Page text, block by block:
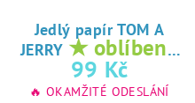
Jedlý papír TOM A
JERRY ★ oblíbený
tisk na jedlý
papír
99 Kč
🔥 OKAMŽITÉ ODESLÁNÍ